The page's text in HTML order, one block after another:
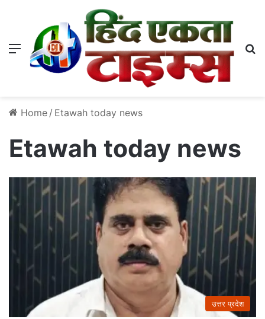
Menu
Home / Etawah today news
Etawah today news
उत्तर प्रदेश